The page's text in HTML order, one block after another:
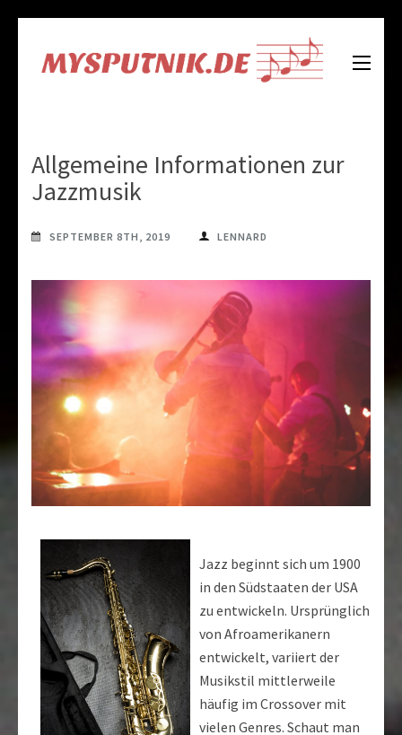
Allgemeine Informationen zur
Jazzmusik
SEPTEMBER 8TH, 2019 LENNARD
Jazz beginnt sich um 1900
in den Südstaaten der USA
zu entwickeln. Ursprünglich
von Afroamerikanern
entwickelt, variiert der
Musikstil mittlerweile
häufig im Crossover mit
vielen Genres. Schaut man